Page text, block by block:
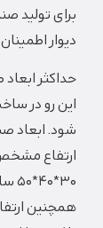
برای تولید
دیوار
این رو در
شود. ابعاد
ارتفاع